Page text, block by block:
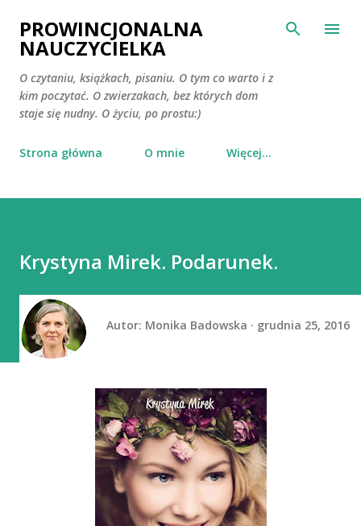
Przejdź do głównej zawartości
PROWINCJONALNA
NAUCZYCIELKA
O czytaniu, książkach, pisaniu. O tym co warto i z
kim poczytać. O zwierzakach, bez których dom
staje się nudny. O życiu, po prostu:)
Strona główna O mnie Więcej…
Krystyna Mirek. Podarunek.
Autor: Monika Badowska grudnia 25, 2016